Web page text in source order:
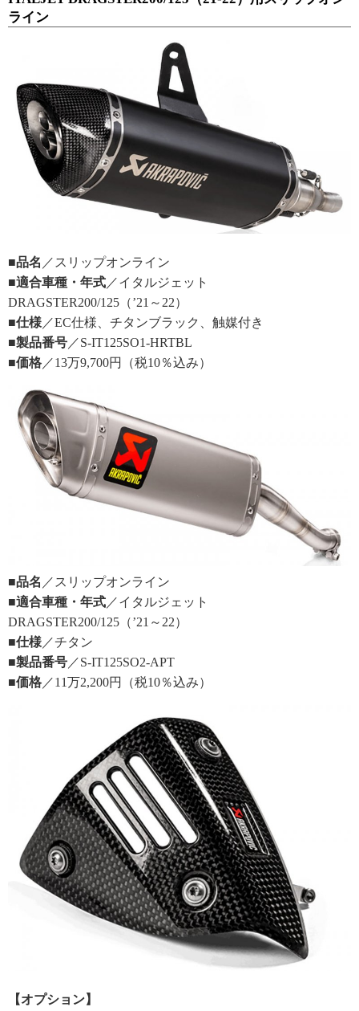
ライン
■品名 ／スリップオンライン
■適合車種・年式 ／イタルジェット
DRAGSTER200/125（’21～22）
■仕様 ／EC仕様、チタンブラック、触媒付き
■製品番号 ／S-IT125SO1-HRTBL
■価格 ／13万9,700円（税10％込み）
■品名 ／スリップオンライン
■適合車種・年式／イタルジェット
DRAGSTER200/125（’21～22）
■仕様／チタン
■製品番号／S-IT125SO2-APT
■価格／11万2,200円（税10％込み）
【オプション】